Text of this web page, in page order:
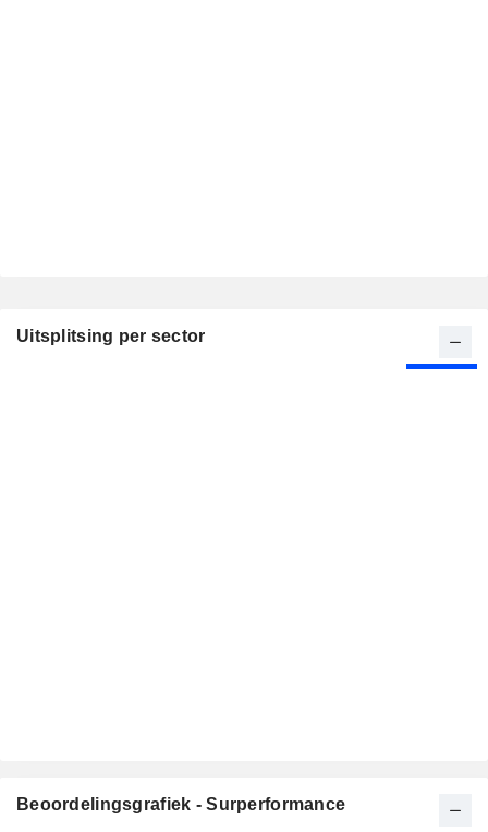
Uitsplitsing per sector
Beoordelingsgrafiek - Surperformance